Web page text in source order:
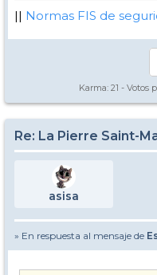
|| Normas FIS de
Karma: 21 - Votos
Re: La Pierre Saint-
asisa
» En respuesta al mensaje de